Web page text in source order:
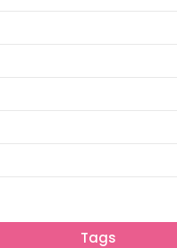
Tags